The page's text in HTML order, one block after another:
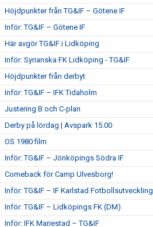
Höjdpunkter från TG&IF – Götene IF
Inför: TG&IF – Götene IF
Här avgör TG&IF i Lidköping
Inför: Syrianska FK Lidköping - TG&IF
Höjdpunkter från derbyt
Inför: TG&IF – IFK Tidaholm
Justering B och C-plan
Derby på lördag | Avspark 15.00
OS 1980 film
Inför: TG&IF – Jönköpings Södra IF
Comeback för Camp Ulvesborg!
Inför: TG&IF – IF Karlstad Fotbollsutveckling
Inför: TG&IF – Lidköpings FK (DM)
Inför: IFK Mariestad – TG&IF